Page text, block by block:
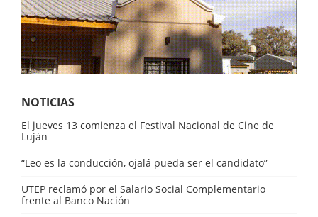
NOTICIAS
El jueves 13 comienza el Festival Nacional de Cine de
Luján
“Leo es la conducción, ojalá pueda ser el candidato”
UTEP reclamó por el Salario Social Complementario
frente al Banco Nación